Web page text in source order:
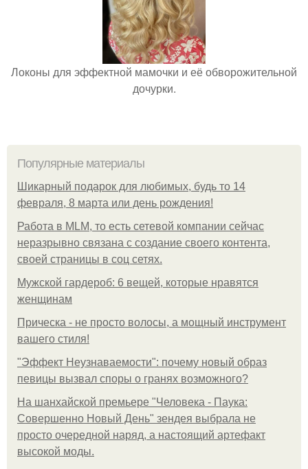
Локоны для эффектной мамочки и её обворожительной
дочурки.
Популярные материалы
Шикарный подарок для любимых, будь то 14
февраля, 8 марта или день рождения!
Работа в MLM, то есть сетевой компании сейчас
неразрывно связана с создание своего контента,
своей страницы в соц сетях.
Мужской гардероб: 6 вещей, которые нравятся
женщинам
Прическа - не просто волосы, а мощный инструмент
вашего стиля!
"Эффект Неузнаваемости": почему новый образ
певицы вызвал споры о гранях возможного?
На шанхайской премьере "Человека - Паука:
Совершенно Новый День" зендея выбрала не
просто очередной наряд, а настоящий артефакт
высокой моды.